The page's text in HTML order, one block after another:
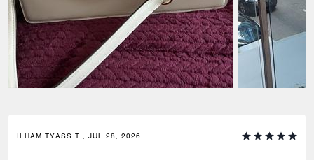
ILHAM TYASS T., JUL 28, 2026